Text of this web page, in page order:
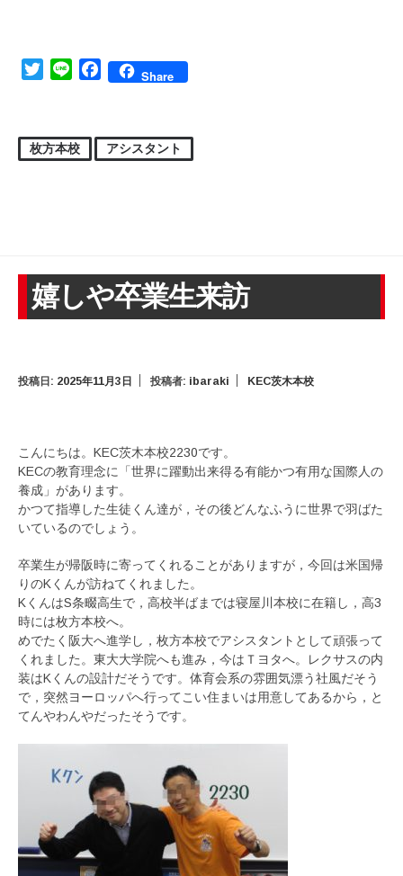
TwitterLine FacebookShare
枚方本校 アシスタント
嬉しや卒業生来訪
投稿日: 2025年11月3日 投稿者: ibaraki KEC茨木本校
こんにちは。KEC茨木本校2230です。
KECの教育理念に「世界に躍動出来得る有能かつ有用な国際人の
養成」があります。
かつて指導した生徒くん達が，その後どんなふうに世界で羽ばた
いているのでしょう。
卒業生が帰阪時に寄ってくれることがありますが，今回は米国帰
りのKくんが訪ねてくれました。
KくんはS条畷高生で，高校半ばまでは寝屋川本校に在籍し，高3
時には枚方本校へ。
めでたく阪大へ進学し，枚方本校でアシスタントとして頑張って
くれました。東大大学院へも進み，今はＴヨタへ。レクサスの内
装はKくんの設計だそうです。体育会系の雰囲気漂う社風だそう
で，突然ヨーロッパへ行ってこい住まいは用意してあるから，と
てんやわんやだったそうです。